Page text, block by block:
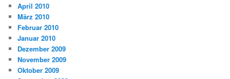
April 2010
März 2010
Februar 2010
Januar 2010
Dezember 2009
November 2009
Oktober 2009